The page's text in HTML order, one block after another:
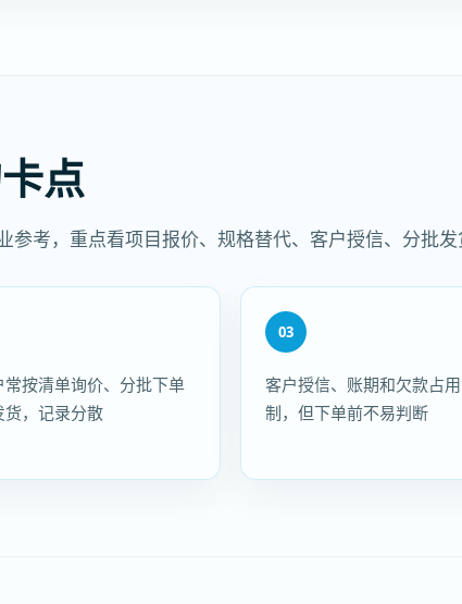
点
考，重点看项目报价、规格替代、客户授信、分批发
常按清单询价、分批下单
货，记录分散
03
客户授信、账期和欠款占
制，但下单前不易判断